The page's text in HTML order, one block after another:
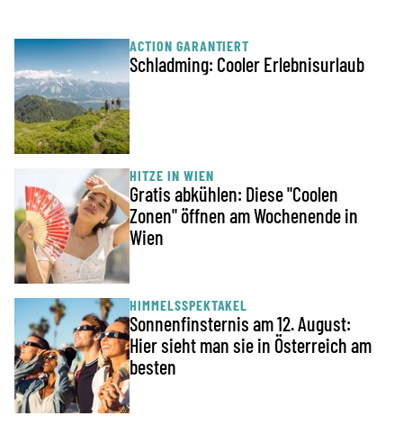
ACTION GARANTIERT
Schladming: Cooler Erlebnisurlaub
HITZE IN WIEN
Gratis abkühlen: Diese "Coolen
Zonen" öffnen am Wochenende in
Wien
HIMMELSSPEKTAKEL
Sonnenfinsternis am 12. August:
Hier sieht man sie in Österreich am
besten